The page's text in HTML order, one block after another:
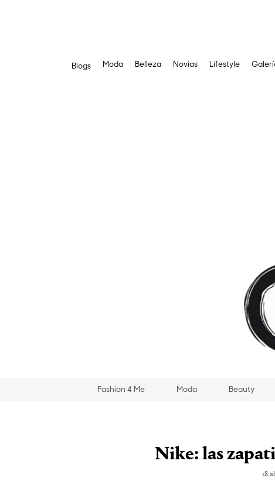
Blogs Moda Belleza Novias Lifestyle
Fashion 4 Me Moda Beauty
Nike: las
18